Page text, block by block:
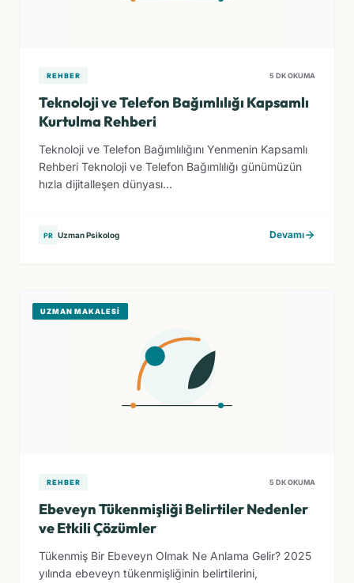
REHBER 5 DK OKUMA
Teknoloji ve Telefon Bağımlılığı Kapsamlı
Kurtulma Rehberi
Teknoloji ve Telefon Bağımlılığını Yenmenin Kapsamlı
Rehberi Teknoloji ve Telefon Bağımlılığı günümüzün
hızla dijitalleşen dünyası...
PR Uzman Psikolog Devamı
UZMAN MAKALESI
REHBER 5 DK OKUMA
Ebeveyn Tükenmişliği Belirtiler Nedenler
ve Etkili Çözümler
Tükenmiş Bir Ebeveyn Olmak Ne Anlama Gelir? 2025
yılında ebeveyn tükenmişliğinin belirtilerini,